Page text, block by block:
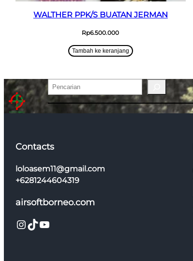
WALTHER PPK/S BUATAN JERMAN
Rp6.500.000
Tambah ke keranjang
Pencarian
Contacts
loloasem11@gmail.com
+6281244604319
airsoftborneo.com
InstagramTikTok YouTube